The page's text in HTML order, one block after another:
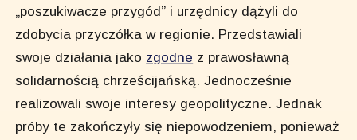
„poszukiwacze przygód” i urzędnicy dążyli do
zdobycia przyczółka w regionie. Przedstawiali
swoje działania jako zgodne z prawosławną
solidarnością chrześcijańską. Jednocześnie
realizowali swoje interesy geopolityczne. Jednak
próby te zakończyły się niepowodzeniem, ponieważ